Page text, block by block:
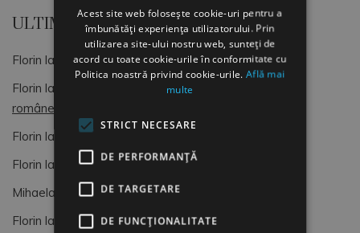
ULTIMELE COMENTARII
Florin la
OCUPATII SI CODURI COR
Florin la
Dimitrie Gusti, o lumină pentru sociologia
românească (4)
Florin la
OCUPATII SI CODURI COR
Florin la
Formular de Exit interviu
Mihaela
Formular de Exit interviu
Florin la
OCUPATII SI CODURI COR
Acest site web folosește cookie-uri pentru a
îmbunătăți experiența utilizatorului. Prin
utilizarea site-ului nostru web, sunteți de
acord cu toate cookie-urile în conformitate cu
Politica noastră privind cookie-urile.Află mai
multe
STRICT NECESARE
DE PERFORMANȚĂ
DE TARGETARE
DE FUNCŢIONALITATE